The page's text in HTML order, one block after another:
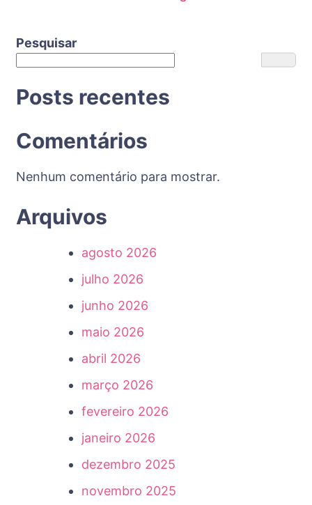
Pesquisar
Posts recentes
Comentários
Nenhum comentário para mostrar.
Arquivos
agosto 2026
julho 2026
junho 2026
maio 2026
abril 2026
março 2026
fevereiro 2026
janeiro 2026
dezembro 2025
novembro 2025